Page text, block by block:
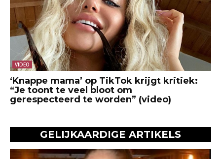
VIDEO
‘Knappe mama’ op TikTok krijgt kritiek:
“Je toont te veel bloot om
gerespecteerd te worden” (video)
GELIJKAARDIGE ARTIKELS